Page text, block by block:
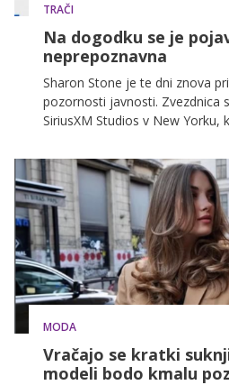
TRAČI
Na dogodku se je
neprepoznavna
Sharon Stone je te dni znova
pozornosti javnosti. Zvezdnica
SiriusXM Studios v New Yorku,
MODA
Vračajo se kratki
modeli bodo kmalu